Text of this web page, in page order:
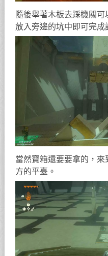
隨後舉著木板去踩機關
放入旁邊的坑中即可完成
當然寶箱還要要拿的，
方的平臺。